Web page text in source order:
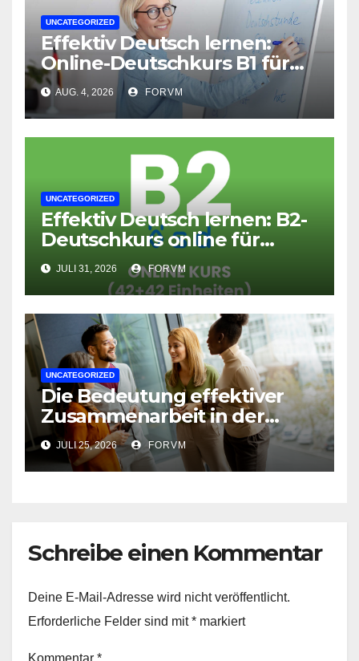
UNCATEGORIZED
Effektiv Deutsch lernen:
Online-Deutschkurs B1 für
flexible Lernerfolge
AUG. 4, 2026 FORVM
UNCATEGORIZED
Effektiv Deutsch lernen: B2-
Deutschkurs online für
Fortgeschrittene
JULI 31, 2026 FORVM
UNCATEGORIZED
Die Bedeutung effektiver
Zusammenarbeit in der
Arbeitswelt
JULI 25, 2026 FORVM
Schreibe einen Kommentar
Deine E-Mail-Adresse wird nicht veröffentlicht.
Erforderliche Felder sind mit* markiert
Kommentar *